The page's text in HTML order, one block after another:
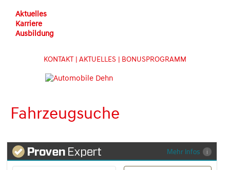
Aktuelles
Karriere
Ausbildung
KONTAKT | AKTUELLES | BONUSPROGRAMM
Fahrzeugsuche
Mehr Infos